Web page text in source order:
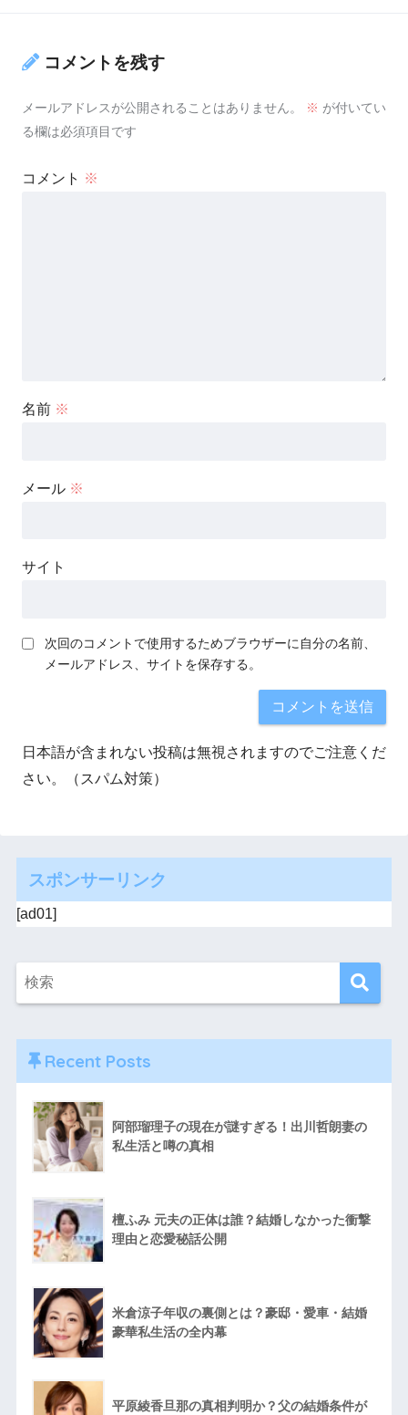
コメントを残す
メールアドレスが公開されることはありません。 ※ が付いてい
る欄は必須項目です
コメント ※
名前 ※
メール ※
サイト
次回のコメントで使用するためブラウザーに自分の名前、
メールアドレス、サイトを保存する。
日本語が含まれない投稿は無視されますのでご注意くだ
さい。（スパム対策）
スポンサーリンク
[ad01]
Recent Posts
阿部瑠理子の現在が謎すぎる！出川哲朗妻の
私生活と噂の真相
檀ふみ 元夫の正体は誰？結婚しなかった衝撃
理由と恋愛秘話公開
米倉涼子年収の裏側とは？豪邸・愛車・結婚
豪華私生活の全内幕
平原綾香旦那の真相判明か？父の結婚条件が